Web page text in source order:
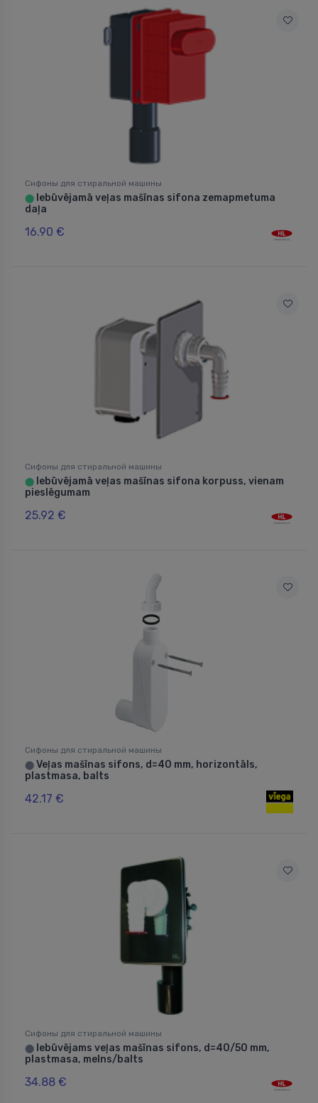
Сифоны для стиральной машины
⬤ Iebūvējamā veļas mašīnas sifona zemapmetuma
daļa
16.90 €
Сифоны для стиральной машины
⬤ Iebūvējamā veļas mašīnas sifona korpuss, vienam
pieslēgumam
25.92 €
Сифоны для стиральной машины
⬤ Veļas mašīnas sifons, d=40 mm, horizontāls,
plastmasa, balts
42.17 €
Сифоны для стиральной машины
⬤ Iebūvējams veļas mašīnas sifons, d=40/50 mm,
plastmasa, melns/balts
34.88 €